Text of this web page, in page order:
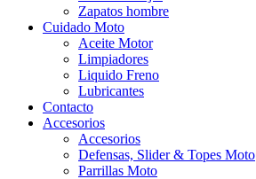
Zapatos hombre
Cuidado Moto
Aceite Motor
Limpiadores
Liquido Freno
Lubricantes
Contacto
Accesorios
Accesorios
Defensas, Slider & Topes Moto
Parrillas Moto